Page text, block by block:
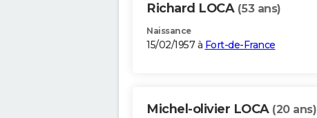
Richard LOCA (53 ans)
Naissance
15/02/1957 à Fort-de-France
Michel-olivier LOCA (20 ans)